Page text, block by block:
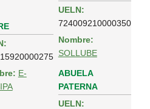
E-
UELN:
724009210000350
Nombre:
SOLLUBE
ABUELA
PATERNA
UELN: